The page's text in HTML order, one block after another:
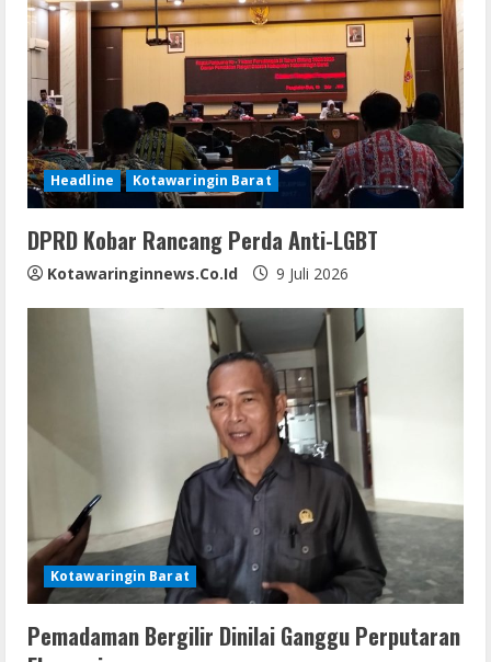
Headline Kotawaringin Barat
DPRD Kobar Rancang Perda Anti-LGBT
Kotawaringinnews.co.id 9 Juli 2026
Kotawaringin Barat
Pemadaman Bergilir Dinilai Ganggu Perputaran